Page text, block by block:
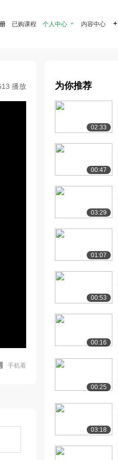
已购课程 个人中心  内容中心 
播放
手机看
为你推荐
02:33
00:47
03:29
01:07
00:53
00:16
00:25
03:18